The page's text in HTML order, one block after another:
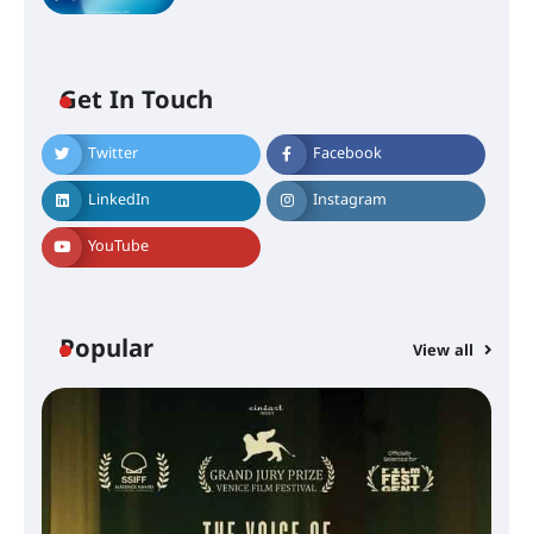
Get In Touch
Twitter Facebook
LinkedIn Instagram
YouTube
Popular View all
സെന്റ് ജോസഫ്സ് കോളജ്
കോമേഴ്‌സ് അസോസിയേഷന്
തുടക്കമായി